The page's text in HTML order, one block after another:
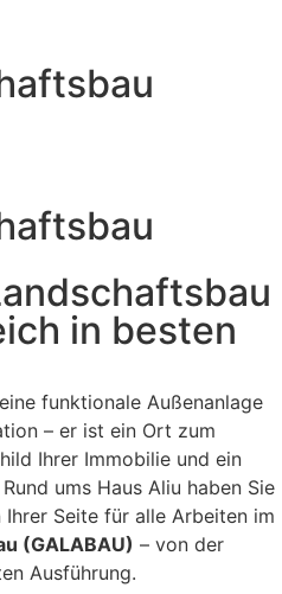
in besten
funktionale Außenanlage
– er ist ein Ort zum
Ihrer Immobilie und ein
ums Haus Aliu haben Sie
Seite für alle Arbeiten im
(GALABAU) – von der
Ausführung.